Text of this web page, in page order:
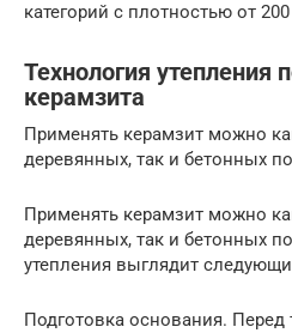
категорий с плотностью от
Технология утепления
керамзита
Применять керамзит можно
деревянных, так и бетонных
Применять керамзит можно
деревянных, так и бетонных
утепления выглядит
Подготовка основания. Перед